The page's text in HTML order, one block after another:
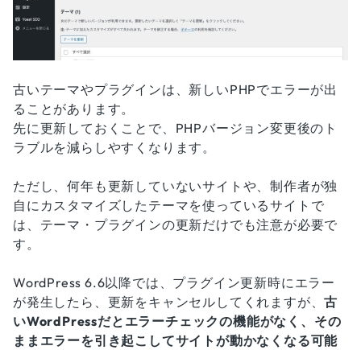
古いテーマやプラグインは、新しいPHPでエラーが出
ることがあります。
先に更新しておくことで、PHPバージョン変更後のト
ラブルを減らしやすくなります。
ただし、何年も更新していないサイトや、制作者が独
自にカスタマイズしたテーマを使っているサイトで
は、テーマ・プラグインの更新だけでも注意が必要で
す。
WordPress 6.6以降では、プラグイン更新時にエラー
が発生したら、更新をキャンセルしてくれますが、古
いWordPressだとエラーチェックの機能がなく、その
ままエラーを引き起こしてサイトが動かなくなる可能